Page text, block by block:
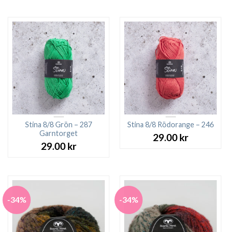
Stina 8/8 Grön – 287
Garntorget
29.00 kr
Stina 8/8 Rödorange – 246
29.00 kr
-34% -34%